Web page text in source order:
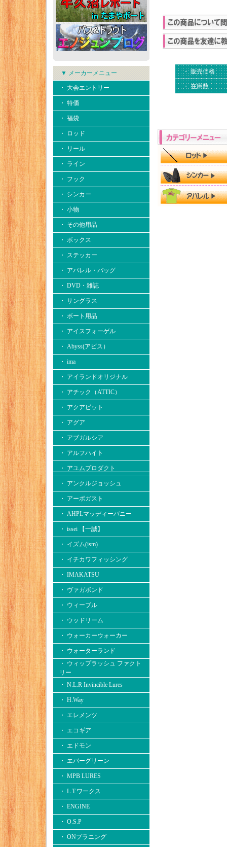
▼ メーカーメニュー
・ 大会エントリー
・ 特価
・ 福袋
・ ロッド
・ リール
・ ライン
・ フック
・ シンカー
・ 小物
・ その他用品
・ ボックス
・ ステッカー
・ アパレル・バッグ
・ DVD・雑誌
・ サングラス
・ ボート用品
・ アイスフォーゲル
・ Abyss(アビス）
・ ima
・ アイランドオリジナル
・ アチック（ATTIC）
・ アクアビット
・ アグア
・ アブガルシア
・ アルフハイト
・ アユムプロダクト
・ アンクルジョッシュ
・ アーボガスト
・ AHPLマッディーバニー
・ issei 【一誠】
・ イズム(ism)
・ イチカワフィッシング
・ IMAKATSU
・ ヴァガボンド
・ ウィーブル
・ ウッドリーム
・ ウォーカーウォーカー
・ ウォーターランド
・ ウィップラッシュ ファクト
リー
・ N.L.R Invincible Lures
・ H.Way
・ エレメンツ
・ エコギア
・ エドモン
・ エバーグリーン
・ MPB LURES
・ L.T.ワークス
・ ENGINE
・ O.S.P
・ ONプラニング
・ 販売価格
・ 在庫数